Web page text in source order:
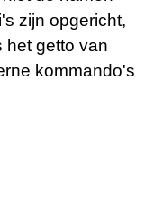
zijn opgericht,
het getto van
kommando's